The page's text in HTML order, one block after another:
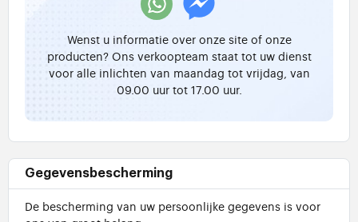
Wenst u informatie over onze site of onze
producten? Ons verkoopteam staat tot uw dienst
voor alle inlichten van maandag tot vrijdag, van
09.00 uur tot 17.00 uur.
Gegevensbescherming
De bescherming van uw persoonlijke gegevens is voor